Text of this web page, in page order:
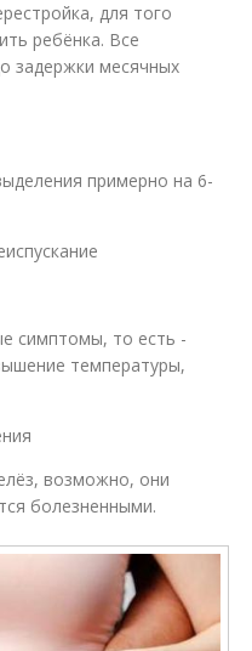
для того
ребёнка. Все
задержки месячных
примерно на 6-
симптомы, то есть -
температуры,
возможно, они
болезненными.